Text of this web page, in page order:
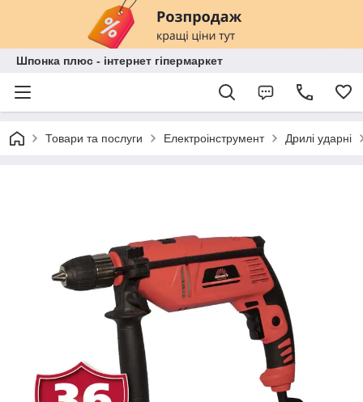
Шпонка плюс - інтернет гіпермаркет
Товари та послуги Електроінструмент Дрилі ударні